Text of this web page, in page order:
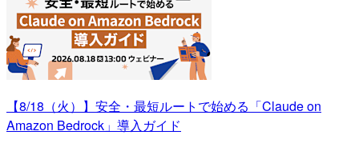
【8/18（火）】安全・最短ルートで始める「Claude on
Amazon Bedrock」導入ガイド